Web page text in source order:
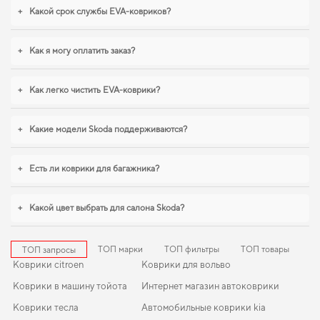
нагрузками. Мы всегда готовы поддерживать вас в уходе за автомобилем и
+ Какой срок службы EVA-ковриков?
+ Как я могу оплатить заказ?
+ Как легко чистить EVA-коврики?
+ Какие модели Skoda поддерживаются?
+ Есть ли коврики для багажника?
+ Какой цвет выбрать для салона Skoda?
ТОП запросы ТОП марки ТОП фильтры ТОП товары
Коврики citroen
Коврики в машину тойота
Коврики тесла
Коврики для вольво
Интернет магазин автоковрики
Автомобильные коврики kia